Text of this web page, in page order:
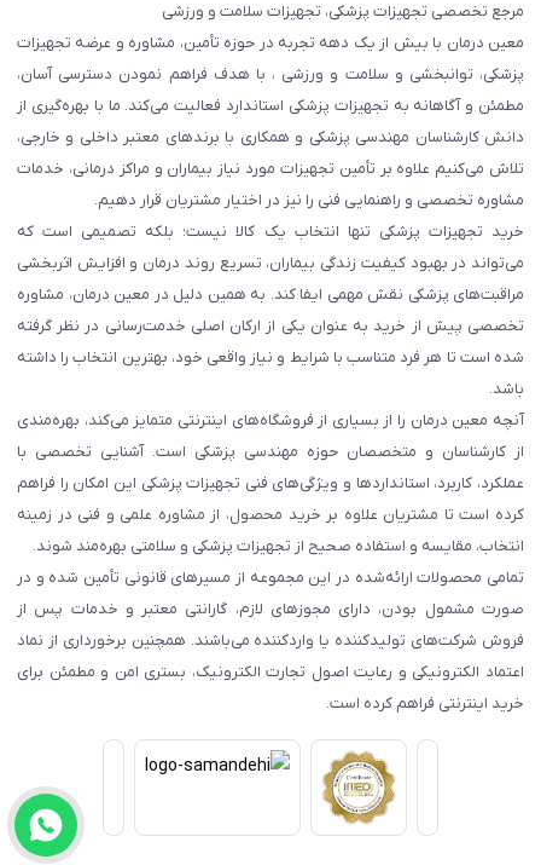
مرجع تخصصی تجهیزات پزشکی، تجهیزات سلامت و ورزشی
معین درمان با بیش از یک دهه تجربه در حوزه تأمین، مشاوره و عرضه تجهیزات
پزشکی، توانبخشی و سلامت و ورزشی ، با هدف فراهم نمودن دسترسی آسان،
مطمئن و آگاهانه به تجهیزات پزشکی استاندارد فعالیت می‌کند. ما با بهره‌گیری از
دانش کارشناسان مهندسی پزشکی و همکاری با برندهای معتبر داخلی و خارجی،
تلاش می‌کنیم علاوه بر تأمین تجهیزات مورد نیاز بیماران و مراکز درمانی، خدمات
مشاوره تخصصی و راهنمایی فنی را نیز در اختیار مشتریان قرار دهیم.
خرید تجهیزات پزشکی تنها انتخاب یک کالا نیست؛ بلکه تصمیمی است که
می‌تواند در بهبود کیفیت زندگی بیماران، تسریع روند درمان و افزایش اثربخشی
مراقبت‌های پزشکی نقش مهمی ایفا کند. به همین دلیل در معین درمان، مشاوره
تخصصی پیش از خرید به عنوان یکی از ارکان اصلی خدمت‌رسانی در نظر گرفته
شده است تا هر فرد متناسب با شرایط و نیاز واقعی خود، بهترین انتخاب را داشته
باشد.
آنچه معین درمان را از بسیاری از فروشگاه‌های اینترنتی متمایز می‌کند، بهره‌مندی
از کارشناسان و متخصصان حوزه مهندسی پزشکی است. آشنایی تخصصی با
عملکرد، کاربرد، استانداردها و ویژگی‌های فنی تجهیزات پزشکی این امکان را فراهم
کرده است تا مشتریان علاوه بر خرید محصول، از مشاوره علمی و فنی در زمینه
انتخاب، مقایسه و استفاده صحیح از تجهیزات پزشکی و سلامتی بهره‌مند شوند.
تمامی محصولات ارائه‌شده در این مجموعه از مسیرهای قانونی تأمین شده و در
صورت مشمول بودن، دارای مجوزهای لازم، گارانتی معتبر و خدمات پس از
فروش شرکت‌های تولیدکننده یا واردکننده می‌باشند. همچنین برخورداری از نماد
اعتماد الکترونیکی و رعایت اصول تجارت الکترونیک، بستری امن و مطمئن برای
خرید اینترنتی فراهم کرده است.